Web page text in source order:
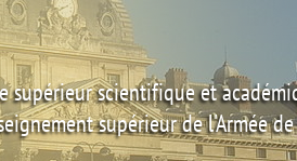
supérieur scientifique et
supérieur de l'Armée